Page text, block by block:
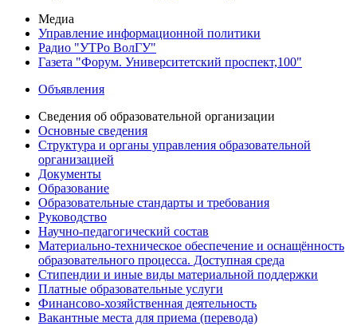
Медиа
Управление информационной политики
Радио "УТРо ВолГУ"
Газета "Форум. Университетский проспект,100"
Объявления
Сведения об образовательной организации
Основные сведения
Структура и органы управления образовательной
организацией
Документы
Образование
Образовательные стандарты и требования
Руководство
Научно-педагогический состав
Материально-техническое обеспечение и оснащённость
образовательного процесса. Доступная среда
Стипендии и иные виды материальной поддержки
Платные образовательные услуги
Финансово-хозяйственная деятельность
Вакантные места для приема (перевода)